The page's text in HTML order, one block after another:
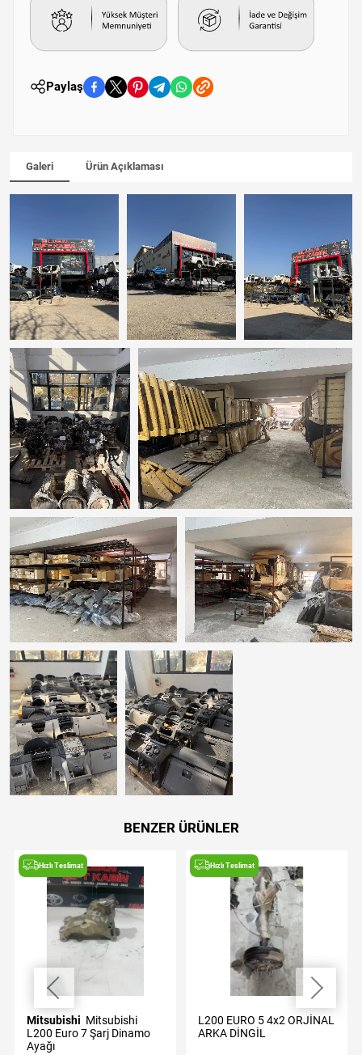
Paylaş
Galeri Ürün Açıklaması
BENZER ÜRÜNLER
Hızlı Teslimat
Mitsubishi
L200 Euro 7 Şarj Dinamo
Ayağı
Hızlı Teslimat
L200 EURO 5 4x2 ORJİNAL
ARKA DİNGİL